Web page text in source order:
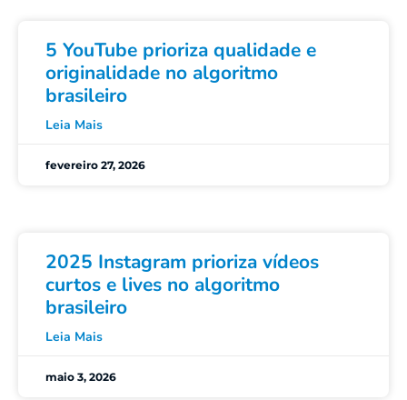
5 YouTube prioriza qualidade e
originalidade no algoritmo
brasileiro
Leia Mais
fevereiro 27, 2026
2025 Instagram prioriza vídeos
curtos e lives no algoritmo
brasileiro
Leia Mais
maio 3, 2026